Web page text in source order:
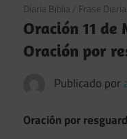
Diaria Biblia / Frase
Oración 11 de
Oración por
Publicado por
Oración por